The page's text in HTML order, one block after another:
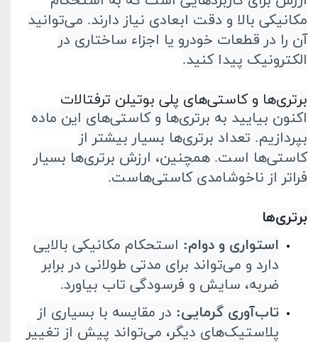
مکانیکی بالا و دقت ابعادی نیاز دارند. می‌توانید
آن را در قطعات خودرو یا اجزاء ساختاری در
الکترونیک پیدا کنید.
برتری‌ها و کاستی‌های پلی بوتیلن ترفتالات
اکنون بیایید به برتری‌ها و کاستی‌های این ماده
بپردازیم. تعداد برتری‌ها بسیار بیشتر از
کاستی‌ها است. همچنین، ارزش برتری‌ها بسیار
فراتر از ناخوشامدی کاستی‌هاست.
برتری‌ها
استواری و دوام: استحکام مکانیکی بالایی
دارد و می‌تواند برای مدتی طولانی در برابر
ضربه، سایش و فرسودگی تاب بیاورد.
تاب‌آوری گرمایی: در مقایسه با بسیاری از
پلاستیک‌های دیگر، می‌تواند پیش از تغییر